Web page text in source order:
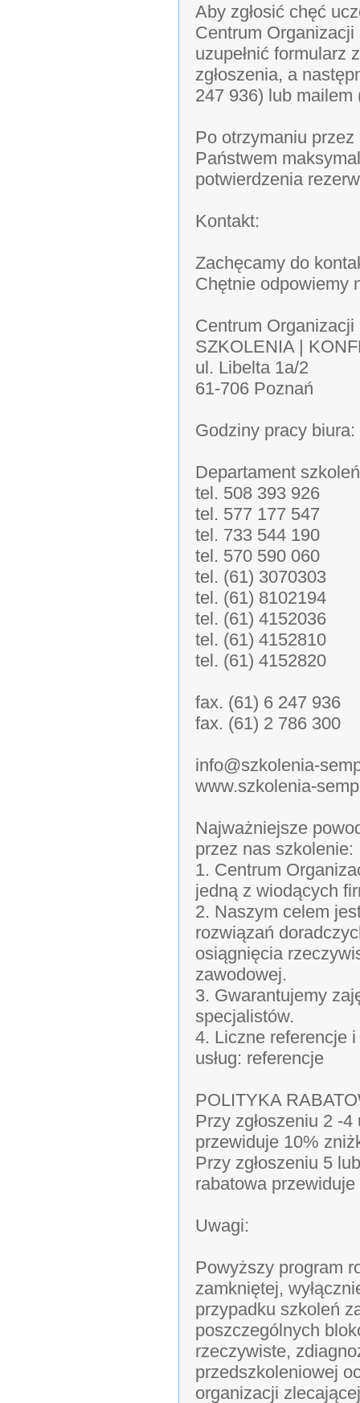
Aby zgłosić chęć
Centrum
uzupełnić formularz
zgłoszenia, a
247 936) lub
Po otrzymaniu
Państwem
potwierdzenia
Kontakt:
Zachęcamy do
Chętnie odpowiemy
Centrum
SZKOLENIA |
ul. Libelta 1a/2
61-706 Poznań
Godziny pracy
Departament
tel. 508 393 926
tel. 577 177 547
tel. 733 544 190
tel. 570 590 060
tel. (61) 3070303
tel. (61) 8102194
tel. (61) 4152036
tel. (61) 4152810
tel. (61) 4152820
fax. (61) 6 247 936
fax. (61) 2 786 300
info@szkolenia-
www.szkolenia-
Najważniejsze
przez nas szkolenie:
1. Centrum
jedną z wiodących
2. Naszym celem
rozwiązań
osiągnięcia
zawodowej.
3. Gwarantujemy
specjalistów.
4. Liczne referencje
usług: referencje
POLITYKA
Przy zgłoszeniu 2 -
przewiduje 10%
Przy zgłoszeniu 5
rabatowa
Uwagi:
Powyższy program
zamkniętej,
przypadku szkoleń
poszczególnych
rzeczywiste,
przedszkoleniowej
organizacji